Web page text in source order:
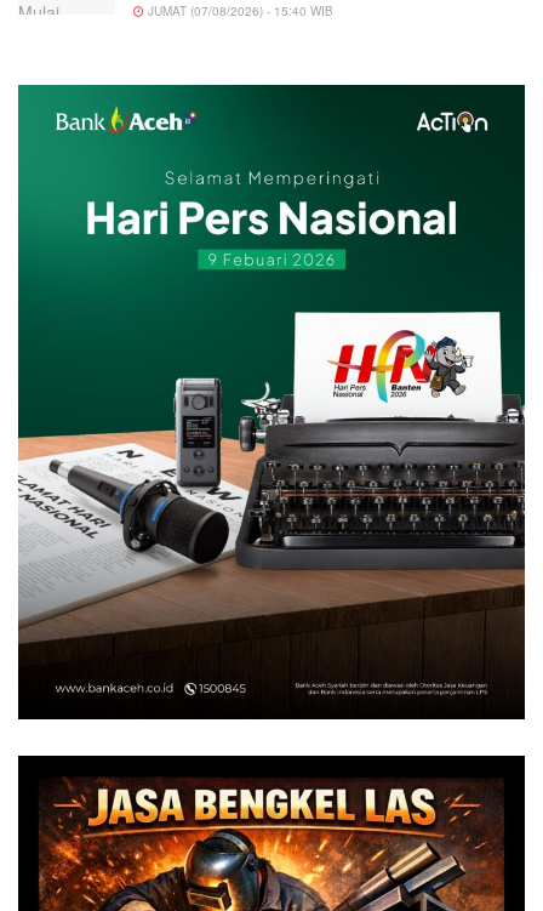
JUMAT (07/08/2026) - 15:40 WIB